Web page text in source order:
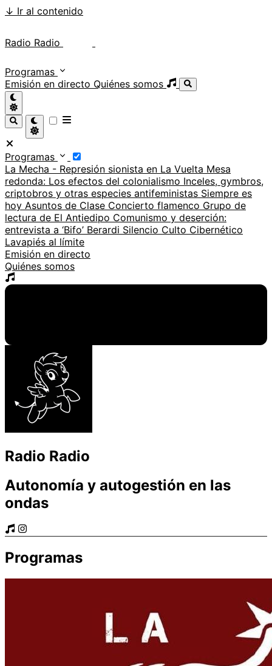
↓ Ir al contenido
Radio Radio
Programas
Emisión en directo Quiénes somos
Programas
La Mecha - Represión sionista en La Vuelta Mesa
redonda: Los efectos del colonialismo Inceles, gymbros,
criptobros y otras especies antifeministas Siempre es
hoy Asuntos de Clase Concierto flamenco Grupo de
lectura de El Antiedipo Comunismo y deserción:
entrevista a ‘Bifo’ Berardi Silencio Culto Cibernético
Lavapiés al límite
Emisión en directo
Quiénes somos
Radio Radio
Autonomía y autogestión en las
ondas
Programas